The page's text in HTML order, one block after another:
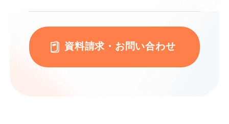
資料請求・お問い合わせ